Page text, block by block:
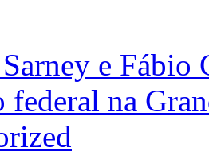
e
federal na